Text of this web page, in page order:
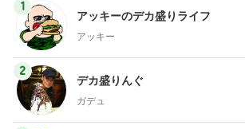
1
アッキーのデカ盛りライフ
アッキー
2
デカ盛りんぐ
ガデュ